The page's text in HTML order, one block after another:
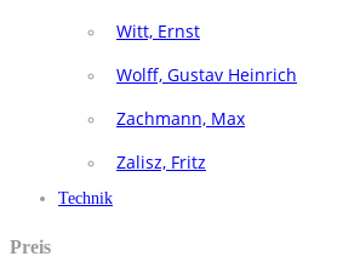
Witt, Ernst
Wolff, Gustav Heinrich
Zachmann, Max
Zalisz, Fritz
Technik
Preis